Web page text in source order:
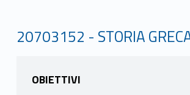
20703152 - STORIA
OBIETTIVI